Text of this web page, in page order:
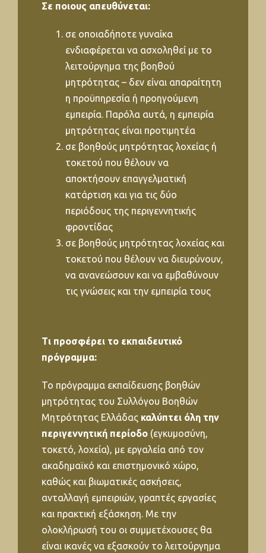
Σε ποιους απευθύνεται:
σε οποιαδήποτε γυναίκα
ενδιαφέρεται να ασχοληθεί με το
λειτούργημα της βοηθού
μητρότητας – δεν είναι απαραίτητη
η προϋπηρεσία ή προηγούμενη
εμπειρία. Παρόλα αυτά, η εμπειρία
μητρότητας είναι προτιμητέα
σε βοηθούς μητρότητας λοχείας ή
τοκετού που θέλουν να
αποκτήσουν επαγγελματική
κατάρτιση και για τις δύο
περιόδους της περιγεννητικής
φροντίδας
σε βοηθούς μητρότητας λοχείας και
τοκετού που θέλουν να διευρύνουν,
να ανανεώσουν και να εμβαθύνουν
τις γνώσεις και την εμπειρία τους
Τι προσφέρει το εκπαιδευτικό
πρόγραμμα:
Το πρόγραμμα εκπαίδευσης βοηθών
μητρότητας του Συλλόγου Βοηθών
Μητρότητας Ελλάδας καλύπτει όλη την
περιγεννητική περίοδο (εγκυμοσύνη,
τοκετό, λοχεία), με εργαλεία από τον
ακαδημαϊκό και επιστημονικό χώρο,
καθώς και βιωματικές ασκήσεις,
ανταλλαγή εμπειριών, γραπτές εργασίες
και πρακτική εξάσκηση. Με την
ολοκλήρωσή του οι συμμετέχουσες θα
είναι ικανές να εξασκούν το λειτούργημα